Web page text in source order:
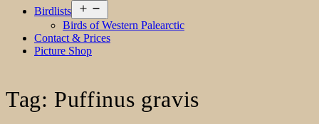
Birdlists
menu
Birds of Western Palearctic
Contact & Prices
Picture Shop
Tag: Puffinus gravis